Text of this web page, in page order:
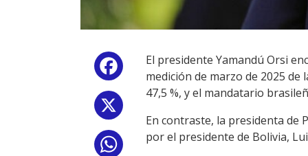
Facebook
WhatsApp
El presidente Yamandú Orsi
medición de marzo de 2025
47,5 %, y el mandatario
En contraste, la presidenta de
por el presidente de Bolivia,